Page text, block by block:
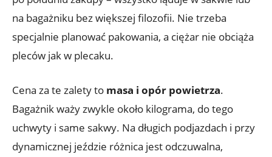
na bagażniku bez większej filozofii. Nie trzeba
specjalnie planować pakowania, a ciężar nie obciąża
pleców jak w plecaku.
Cena za te zalety to masa i opór powietrza.
Bagażnik waży zwykle około kilograma, do tego
uchwyty i same sakwy. Na długich podjazdach i przy
dynamicznej jeździe różnica jest odczuwalna,